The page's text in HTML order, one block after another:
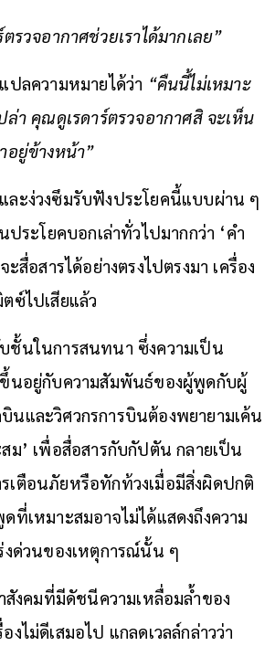
รวจอากาศช่วยเราได้มากเลย”
ปลความหมายได้ว่า “คืนนี้ไม่เหมาะ
ล่า คุณดูเรดาร์ตรวจอากาศสิ จะเห็น
อยู่ข้างหน้า”
ะง่วงซึมรับฟังประโยคนี้แบบผ่าน ๆ
ประโยคบอกเล่าทั่วไปมากกว่า ‘คำ
ะสื่อสารได้อย่างตรงไปตรงมา เครื่อง
ซ์ไปเสียแล้ว
ชั้นในการสนทนา ซึ่งความเป็น
ขึ้นอยู่กับความสัมพันธ์ของผู้พูดกับผู้
นและวิศวกรการบินต้องพยายามเค้น
ม’ เพื่อสื่อสารกับกัปตัน กลายเป็น
เตือนภัยหรือทักท้วงเมื่อมีสิ่งผิดปกติ
ที่เหมาะสมอาจไม่ได้แสดงถึงความ
งด่วนของเหตุการณ์นั้น ๆ
สังคมที่มีดัชนีความเหลื่อมล้ำของ
งไม่ดีเสมอไป แกลดเวลล์กล่าวว่า